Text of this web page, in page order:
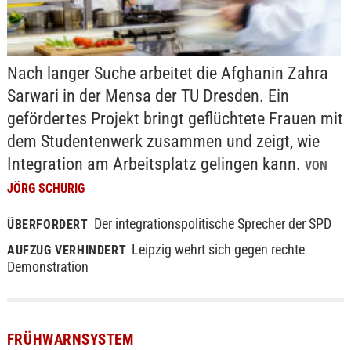
Nach langer Suche arbeitet die Afghanin Zahra
Sarwari in der Mensa der TU Dresden. Ein
gefördertes Projekt bringt geflüchtete Frauen mit
dem Studentenwerk zusammen und zeigt, wie
Integration am Arbeitsplatz gelingen kann. VON
JÖRG SCHURIG
ÜBERFORDERT Der integrationspolitische Sprecher der SPD
AUFZUG VERHINDERT Leipzig wehrt sich gegen rechte
Demonstration
FRÜHWARNSYSTEM